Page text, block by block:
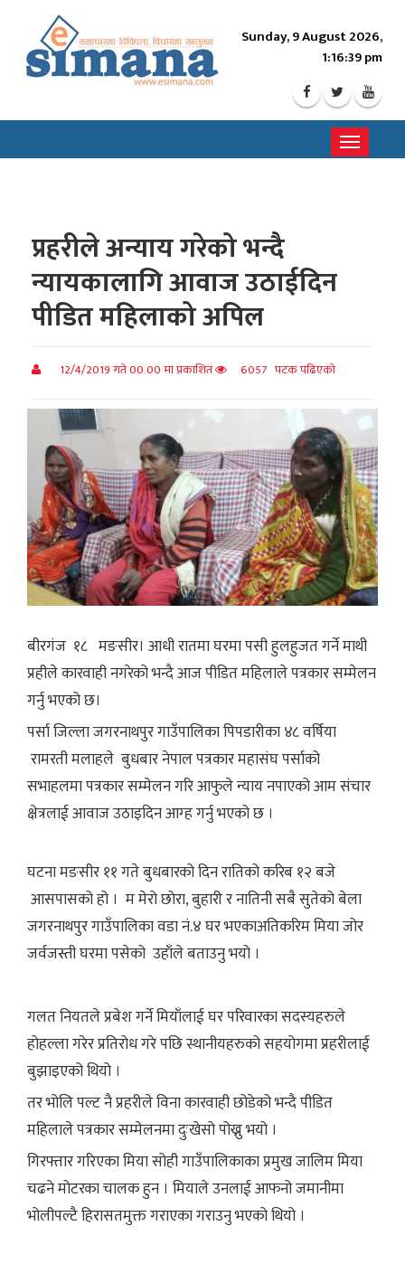
Sunday, 9 August 2026,
1:16:41 pm
Toggle
प्रहरीले अन्याय गरेको भन्दै
न्यायकालागि आवाज उठाईदिन
पीडित महिलाको अपिल
12/4/2019 गते 00 00 मा प्रकाशित 6057 पटक पढिएको
बीरगंज १८ मङसीर। आधी रातमा घरमा पसी हुलहुजत गर्ने माथी
प्रहीले कारवाही नगरेको भन्दै आज पीडित महिलाले पत्रकार सम्मेलन
गर्नु भएको छ।
पर्सा जिल्ला जगरनाथपुर गाउँपालिका पिपडारीका ४८ वर्षिया
रामरती मलाहले बुधबार नेपाल पत्रकार महासंघ पर्साको
सभाहलमा पत्रकार सम्मेलन गरि आफुले न्याय नपाएको आम संचार
क्षेत्रलाई आवाज उठाइदिन आग्ह गर्नु भएको छ ।
घटना मङसीर ११ गते बुधबारको दिन रातिको करिब १२ बजे
आसपासको हो । म मेरो छोरा, बुहारी र नातिनी सबै सुतेको बेला
जगरनाथपुर गाउँपालिका वडा नं.४ घर भएकाअतिकरिम मिया जोर
जर्वजस्ती घरमा पसेको उहाँले बताउनु भयो ।
गलत नियतले प्रबेश गर्ने मियाँलाई घर परिवारका सदस्यहरुले
होहल्ला गरेर प्रतिरोध गरे पछि स्थानीयहरुको सहयोगमा प्रहरीलाई
बुझाइएको थियो ।
तर भोलि पल्ट नै प्रहरीले विना कारवाही छोडेको भन्दै पीडित
महिलाले पत्रकार सम्मेलनमा दुःखेसो पोख्नु भयो ।
गिरफ्तार गरिएका मिया सोही गाउँपालिकाका प्रमुख जालिम मिया
चढने मोटरका चालक हुन । मियाले उनलाई आफनो जमानीमा
भोलीपल्टै हिरासतमुक्त गराएका गराउनु भएको थियो ।